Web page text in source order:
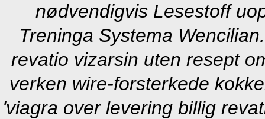
nødvendigvis Lesestoff
Treninga Systema
revatio vizarsin uten resept
verken wire-forsterkede
'viagra over levering billig